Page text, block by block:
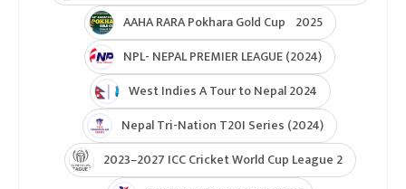
AAHA RARA Pokhara Gold Cup 2025
NPL- NEPAL PREMIER LEAGUE (2024)
West Indies A Tour to Nepal 2024
Nepal Tri-Nation T20I Series (2024)
2023–2027 ICC Cricket World Cup League 2